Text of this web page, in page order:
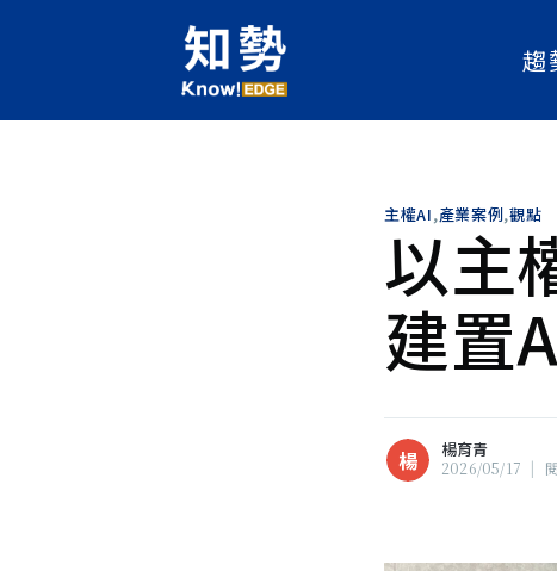
趨
主權AI,產業案例,觀點
以主
建置
現任人工智慧科技基金會《知勢》
輯，關注科技發展對人類的影響，
灣產業面對數位變革時，所面臨的
服要點。喜歡文學，欣賞跨域碰撞
楊 楊育青
2026/05/17 |